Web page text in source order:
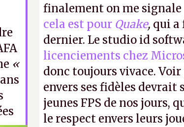
«
finalement on me
cela est pour Quake, qui a
dernier. Le studio id
licenciements chez
donc toujours vivace. Voir
envers ses fidèles devrait
jeunes FPS de nos jours,
le respect envers leurs